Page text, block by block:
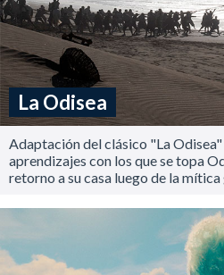
La Odisea
Adaptación del clásico "La
aprendizajes con los que se topa
retorno a su casa luego de la